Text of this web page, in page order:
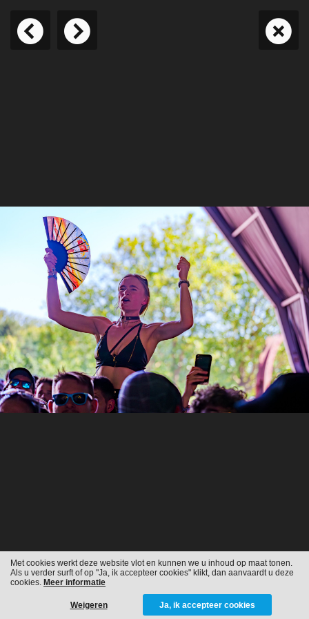
Met cookies werkt deze website vlot en kunnen we u inhoud op maat tonen.
Als u verder surft of op "Ja, ik accepteer cookies" klikt, dan aanvaardt u deze
cookies. Meer informatie
Weigeren Ja, ik accepteer cookies